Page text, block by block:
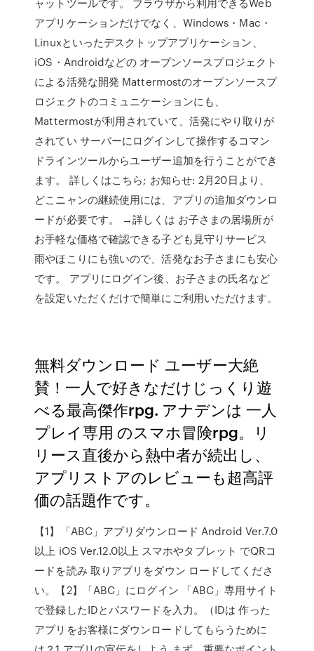
アプリケーションだけでなく、Windows・Mac・
Linuxといったデスクトップアプリケーション、
iOS・Androidなどの オープンソースプロジェクト
による活発な開発 Mattermostのオープンソースプ
ロジェクトのコミュニケーションにも、
Mattermostが利用されていて、活発にやり取りが
されてい サーバーにログインして操作するコマン
ドラインツールからユーザー追加を行うことができ
ます。 詳しくはこちら; お知らせ: 2月20日より、
どこニャンの継続使用には、アプリの追加ダウンロ
ードが必要です。 →詳しくは お子さまの居場所が
お手軽な価格で確認できる子ども見守りサービス
雨やほこりにも強いので、活発なお子さまにも安心
です。 アプリにログイン後、お子さまの氏名など
を設定いただくだけで簡単にご利用いただけます。
無料ダウンロード ユーザー大絶
賛！一人で好きなだけじっくり遊
べる最高傑作rpg. アナデンは 一人
プレイ専用 のスマホ冒険rpg。リ
リース直後から熱中者が続出し、
アプリストアのレビューも超高評
価の話題作です。
【1】「ABC」アプリダウンロード Android Ver.7.0
以上 iOS Ver.12.0以上 スマホやタブレット でQRコ
ードを読み 取りアプリをダウン ロードしてくださ
い。【2】「ABC」にログイン 「ABC」専用サイト
で登録したIDとパスワードを入力。（IDは 作った
アプリをお客様にダウンロードしてもらうために